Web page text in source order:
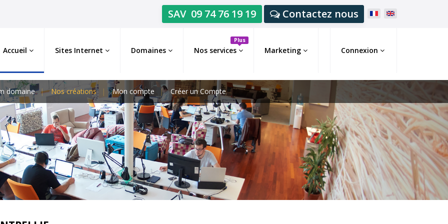
SAV 09 74 76 19 19 Contactez nous
Accueil Sites Internet Domaines Nos services
Plus
Marketing Connexion
domaine Nos créations Mon compte Créer un Compte